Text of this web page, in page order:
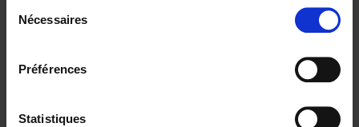
Nécessaires
Préférences
Statistiques
Digital marketing like a PRO -
completely revised edition (EN)